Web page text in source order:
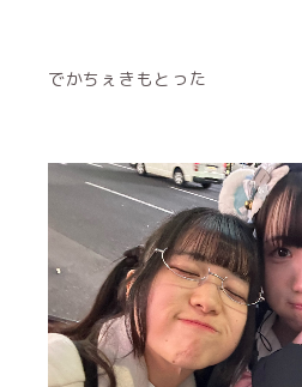
でかちぇきもとった